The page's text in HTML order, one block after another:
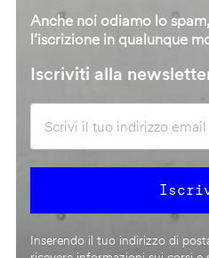
Anche noi odiamo lo
l’iscrizione in qualunque
Iscriviti alla
Inserendo il tuo indirizzo di